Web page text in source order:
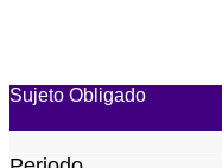
Sujeto Obligado